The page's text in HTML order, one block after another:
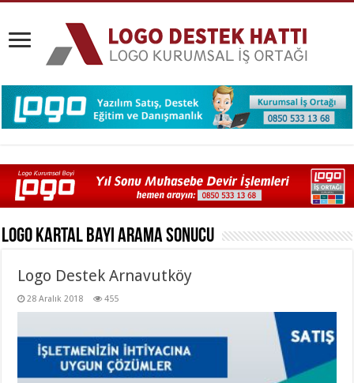
Logo Kartal BayiArama Sonucu
Logo Destek Arnavutköy
28 Aralık 2018 455